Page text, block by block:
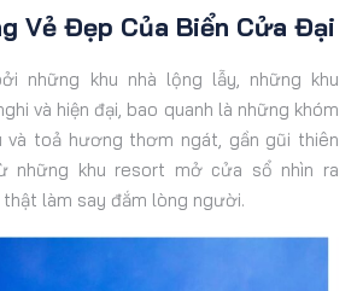
Vẻ Đẹp Của Biển Cửa Đại
những khu nhà lộng lẫy, những khu
và hiện đại, bao quanh là những khóm
và toả hương thơm ngát, gần gũi thiên
những khu resort mở cửa sổ nhìn ra
làm say đắm lòng người.